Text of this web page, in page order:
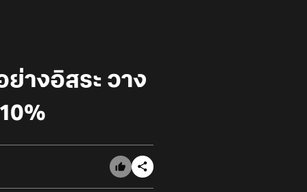
างอิสระ วาง